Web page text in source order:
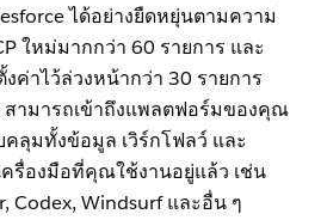
ได้อย่างยืดหยุ่นตามความ
ใหม่มากกว่า 60 รายการ และ
ค่าไว้ล่วงหน้ากว่า 30 รายการ
สามารถเข้าถึงแพลตฟอร์มของคุณ
ลุมทั้งข้อมูล เวิร์กโฟลว์ และ
ครื่องมือที่คุณใช้งานอยู่แล้ว เช่น
Codex, Windsurf และอื่น ๆ